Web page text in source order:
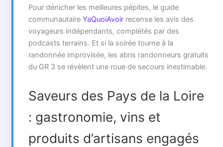
Pour dénicher les meilleures pépites, le guide
communautaire YaQuoiAvoirrecense les avis des
voyageurs indépendants, complétés par des
podcasts terrains. Et si la soirée tourne à la
randonnée improvisée, les abris randonneurs gratuits
du GR 3 se révèlent une roue de secours inestimable.
Saveurs des Pays de la Loire
: gastronomie, vins et
produits d’artisans engagés